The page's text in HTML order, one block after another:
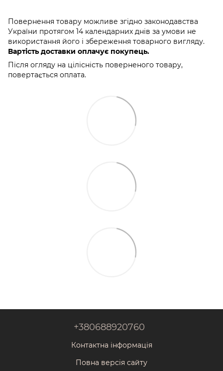
Повернення товару можливе згідно законодавства
України протягом 14 календарних днів за умови не
використання його і збереження товарного вигляду.
Вартість доставки оплачує покупець.
Після огляду на цілісність поверненого товару,
повертається оплата.
+380688920760
Контактна інформація
Повна версія сайту